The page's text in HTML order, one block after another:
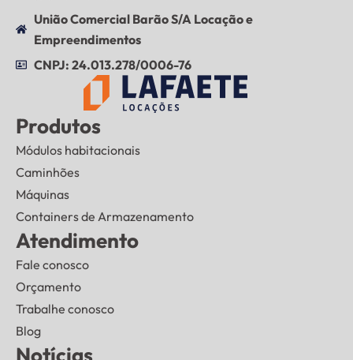
União Comercial Barão S/A Locação e
Empreendimentos
CNPJ: 24.013.278/0006-76
Produtos
Módulos habitacionais
Caminhões
Máquinas
Containers de Armazenamento
Atendimento
Fale conosco
Orçamento
Trabalhe conosco
Blog